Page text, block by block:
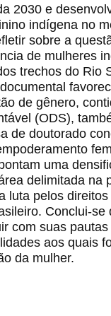
2030 e
indígena no
sobre a
de mulheres
trechos do Rio
de gênero,
(ODS),
de doutorado
uma
delimitada na
luta pelos
Conclui-
com suas
aos quais
da mulher.